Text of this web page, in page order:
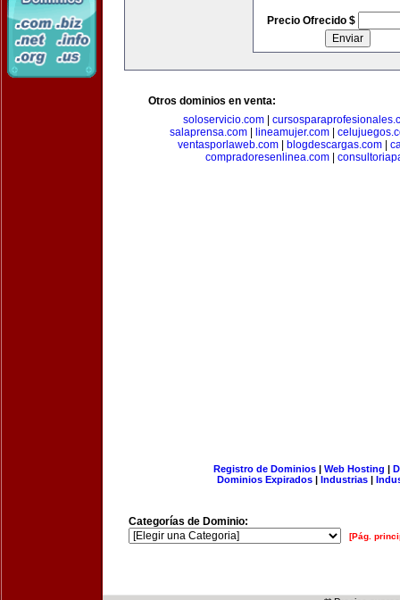
Precio Ofrecido $
Otros dominios en venta:
soloservicio.com|
salaprensa.com| lineamujer.com|
ventasporlaweb.com| blogdescargas.com|
compradoresenlinea.com|
Registro de Dominios| Web Hosting |
Dominios Expirados | Industrias |
Categorías de Dominio:
[Pág.